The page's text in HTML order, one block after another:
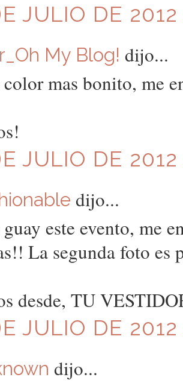
JULIO DE 2012
My Blog! dijo...
color mas bonito, me
JULIO DE
dijo...
este evento, me
La segunda foto es
desde, TU
JULIO DE
dijo...